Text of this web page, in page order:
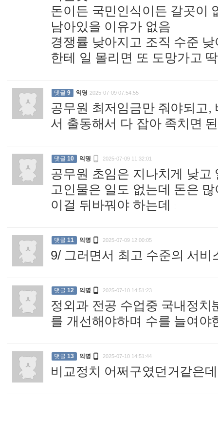
돈이든 국민인식이든 갈곳이
남아있을 이유가 없음
경쟁률 낮아지고 조직 수준
한테 일 몰리면 또 도망가고
댓글 9 익명 2025-07-09 07:54:55
공무원 최저임금만 줘야되고
서 출동해서 다 잡아 족치면
댓글 10 익명  2025-07-09 11:32:01
공무원 초임은 지나치게 낮고
고인물은 일도 없는데 돈은
이걸 뒤바꿔야 하는데
댓글 11 익명  2025-07-09 12:00:05
9/ 그러면서 최고 수준의 서
댓글 12 익명  2025-07-10 14:51:23
정외과 전공 수업중 국내정
를 개선해야하며 수를 늘여
댓글 13 익명  2025-07-10 14:51:44
비교정치 어쩌구였던거같은